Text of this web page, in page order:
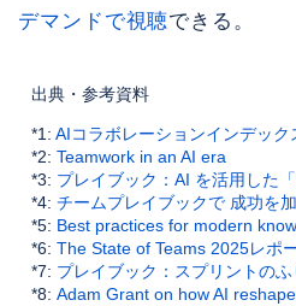
デマンドで視聴できる。
出典・参考資料
*1: AIコラボレーションインデック
*2: Teamwork in an AI era
*3: プレイブック：AI を活用した
*4: チームプレイブックで 成功を
*5: Best practices for modern
*6: The State of Teams 2025レポ
*7: プレイブック：スプリントのふ
*8: Adam Grant on how AI